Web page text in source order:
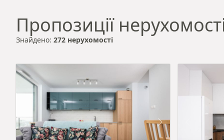
Пропозиції
Знайдено: 272 нерухомості